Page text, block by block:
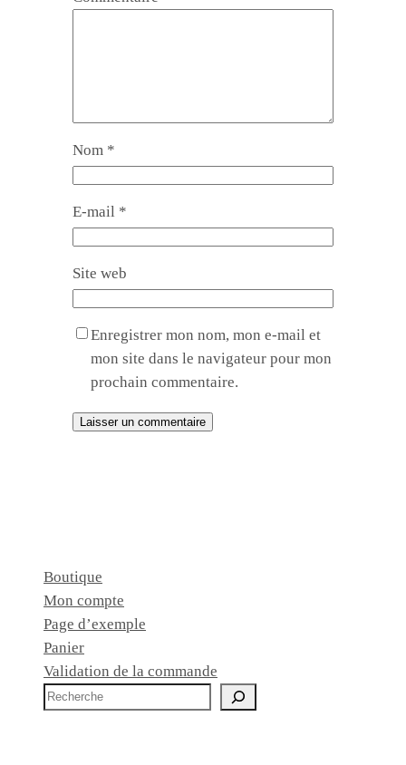
Nom *
E-mail *
Site web
Enregistrer mon nom, mon e-mail et
mon site dans le navigateur pour mon
prochain commentaire.
Boutique
Mon compte
Page d’exemple
Panier
Validation de la commande
R